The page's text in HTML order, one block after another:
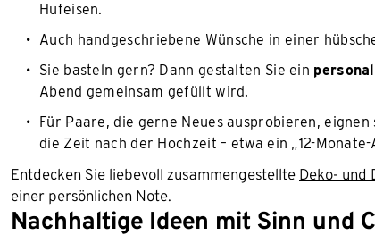
Hufeisen.
Auch handgeschriebene Wünsche in einer
Sie basteln gern? Dann gestalten Sie ein
Abend gemeinsam gefüllt wird.
Für Paare, die gerne Neues ausprobieren,
die Zeit nach der Hochzeit – etwa ein „12-
Entdecken Sie liebevoll zusammengestellte Deko- und
einer persönlichen Note.
Nachhaltige Ideen mit Sinn und